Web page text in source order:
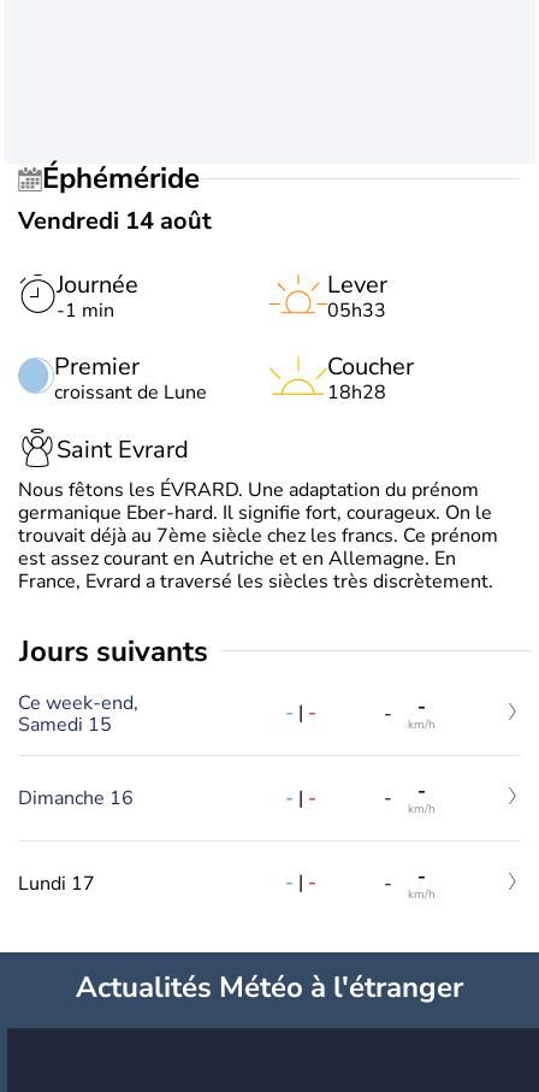
Éphéméride
Vendredi 14 août
Journée
-1 min
Premier
croissant de Lune
Lever
05h33
Coucher
18h28
Saint Evrard
Nous fêtons les ÉVRARD. Une adaptation du prénom
germanique Eber-hard. Il signifie fort, courageux. On le
trouvait déjà au 7ème siècle chez les francs. Ce prénom
est assez courant en Autriche et en Allemagne. En
France, Evrard a traversé les siècles très discrètement.
jours suivants
Ce week-end,
Samedi 15
- | - - -
km/h
Dimanche 16 - | - - -
km/h
Lundi 17 - | - - -
km/h
Actualités Météo à l'étranger